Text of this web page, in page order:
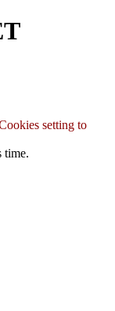
setting to
time.